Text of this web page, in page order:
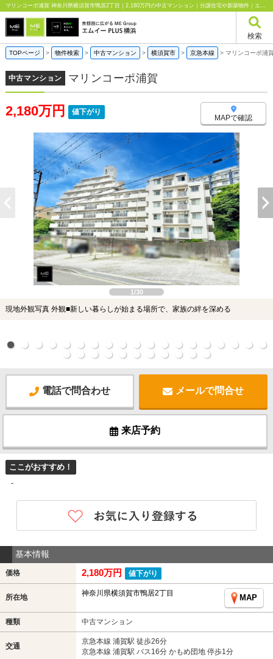
マリンコーポ浦賀 神奈川県横須賀市鴨居2丁目｜2,180万円の中古マンション｜分譲住宅や新築物件｜エムイーPLUS横浜
検索
TOPページ > 物件検索 > 中古マンション > 横須賀市 > 京急本線 > マリンコーポ浦
中古マンション マリンコーポ浦賀
2,180万円 値下がり
MAPで確認
1/30
現地外観写真 外観■新しい暮らしが始まる場所で、家族の絆を深める
電話で問合わせ メールで問合せ
来店予約
ここがおすすめ！
-
基本情報
価格 2,180万円 値下がり
所在地 神奈川県横須賀市鴨居2丁目
MAP
種類 中古マンション
交通
京急本線 浦賀駅 徒歩26分
京急本線 浦賀駅 バス16分 かもめ団地 停歩1分